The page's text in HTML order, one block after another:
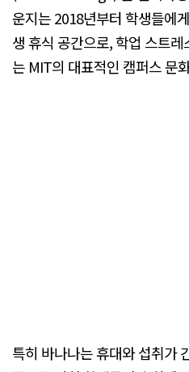
운지는 2018년부터 학생들에
생 휴식 공간으로, 학업 스트
는 MIT의 대표적인 캠퍼스 문
특히 바나나는 휴대와 섭취가